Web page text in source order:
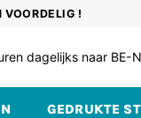
!
dagelijks naar BE-
GEDRUKTE